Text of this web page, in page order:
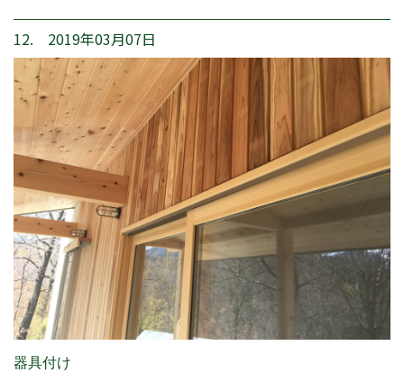
12. 2019年03月07日
器具付け